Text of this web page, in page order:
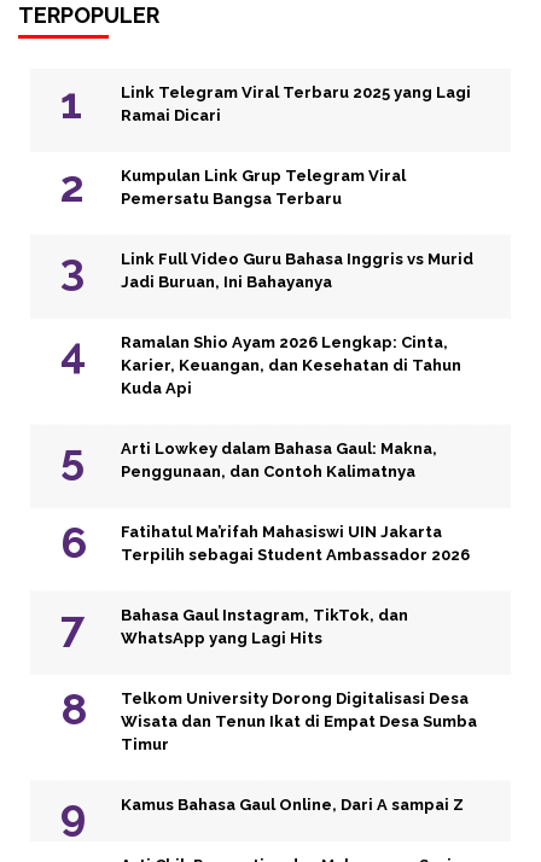
TERPOPULER
Link Telegram Viral Terbaru 2025 yang Lagi
Ramai Dicari
Kumpulan Link Grup Telegram Viral
Pemersatu Bangsa Terbaru
Link Full Video Guru Bahasa Inggris vs Murid
Jadi Buruan, Ini Bahayanya
Ramalan Shio Ayam 2026 Lengkap: Cinta,
Karier, Keuangan, dan Kesehatan di Tahun
Kuda Api
Arti Lowkey dalam Bahasa Gaul: Makna,
Penggunaan, dan Contoh Kalimatnya
Fatihatul Ma’rifah Mahasiswi UIN Jakarta
Terpilih sebagai Student Ambassador 2026
Bahasa Gaul Instagram, TikTok, dan
WhatsApp yang Lagi Hits
Telkom University Dorong Digitalisasi Desa
Wisata dan Tenun Ikat di Empat Desa Sumba
Timur
Kamus Bahasa Gaul Online, Dari A sampai Z